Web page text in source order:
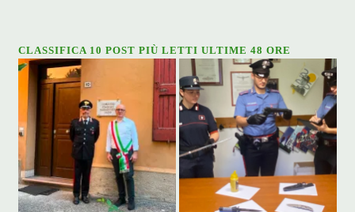
CLASSIFICA 10 POST PIÙ LETTI ULTIME 48 ORE